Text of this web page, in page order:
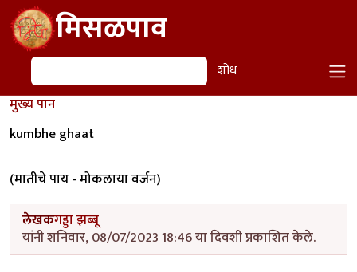
Skip to main contentमिसळपाव
शोध शोध
मुख्य पान
kumbhe ghaat
(मातीचे पाय - मोकलाया वर्जन)
लेखकगड्डा झब्बू
यांनी शनिवार, 08/07/2023 18:46 या दिवशी प्रकाशित केले.